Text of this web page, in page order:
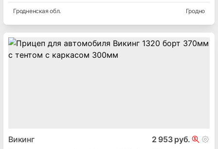
Гродненская обл. Гродно
Викинг 2 953 руб.